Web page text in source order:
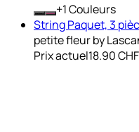
+ Couleurs
String Paquet, 3
petite fleur by
Prix actuel18.90 CHF